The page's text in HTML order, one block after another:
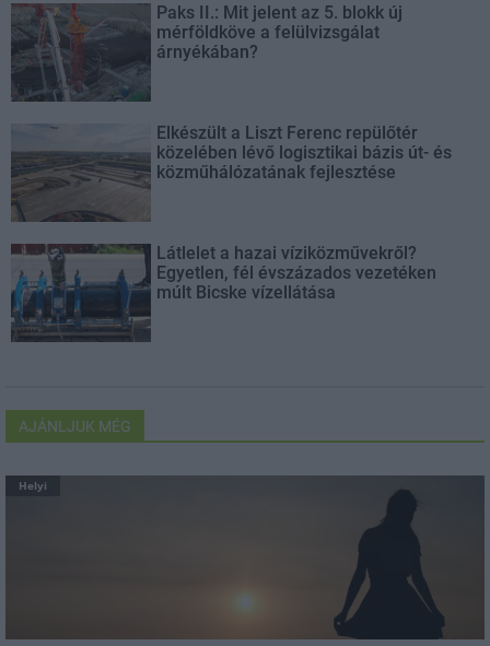
Paks II.: Mit jelent az 5. blokk új
mérföldköve a felülvizsgálat
árnyékában?
Elkészült a Liszt Ferenc repülőtér
közelében lévő logisztikai bázis út- és
közműhálózatának fejlesztése
Látlelet a hazai víziközművekről?
Egyetlen, fél évszázados vezetéken
múlt Bicske vízellátása
AJÁNLJUK MÉG
Helyi